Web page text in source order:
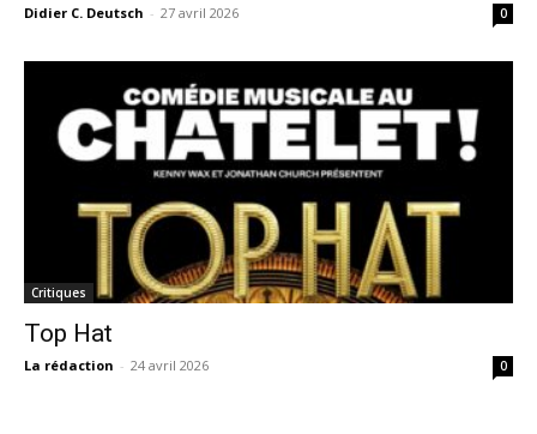
Didier C. Deutsch - 27 avril 2026 0
Critiques
Top Hat
La rédaction - 24 avril 2026 0